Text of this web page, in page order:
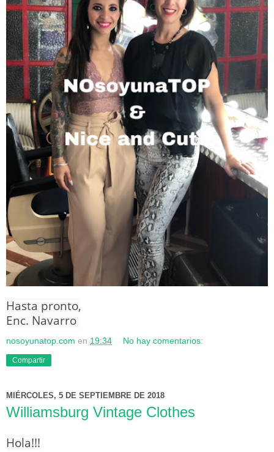
Hasta pronto,
Enc. Navarro
nosoyunatop.com en 19:34 No hay comentarios:
Compartir
MIÉRCOLES, 5 DE SEPTIEMBRE DE 2018
Williamsburg Vintage Clothes
Hola!!!